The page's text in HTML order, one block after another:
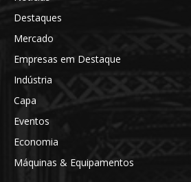
Destaques
Mercado
Empresas em Destaque
Indústria
Capa
Eventos
Economia
Máquinas & Equipamentos